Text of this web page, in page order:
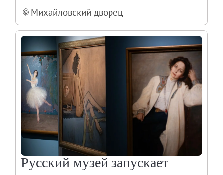
Михайловский дворец
Русский музей запускает